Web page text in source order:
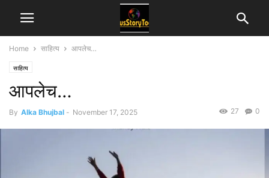
Home साहित्य आपलेच…
साहित्य
आपलेच…
By Alka Bhujbal - November 17, 2025 0
27